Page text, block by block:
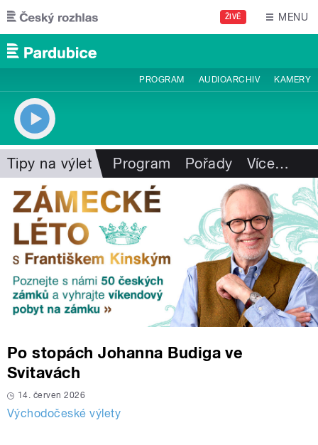
Přejít k hlavnímu obsahu
ŽIVĚ MENU
PROGRAM AUDIOARCHIV KAMERY
Tipy na výlet Program Pořady Více…
Po stopách Johanna Budiga ve
Svitavách
14. červen 2026
Východočeské výlety